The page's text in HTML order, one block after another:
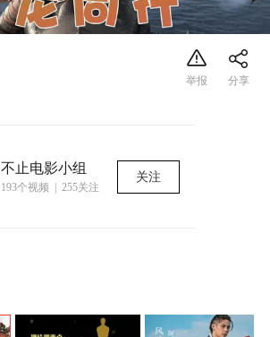
不止电影小组
193个视频 | 255关注
关注